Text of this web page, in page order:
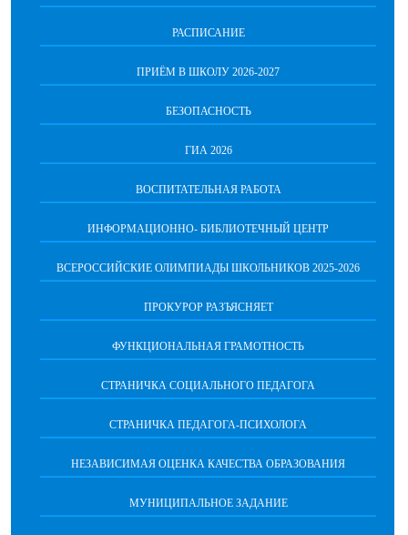
РАСПИСАНИЕ
ПРИЁМ В ШКОЛУ 2026-2027
БЕЗОПАСНОСТЬ
ГИА 2026
ВОСПИТАТЕЛЬНАЯ РАБОТА
ИНФОРМАЦИОННО- БИБЛИОТЕЧНЫЙ ЦЕНТР
ВСЕРОССИЙСКИЕ ОЛИМПИАДЫ ШКОЛЬНИКОВ 2025-2026
ПРОКУРОР РАЗЪЯСНЯЕТ
ФУНКЦИОНАЛЬНАЯ ГРАМОТНОСТЬ
СТРАНИЧКА СОЦИАЛЬНОГО ПЕДАГОГА
СТРАНИЧКА ПЕДАГОГА-ПСИХОЛОГА
НЕЗАВИСИМАЯ ОЦЕНКА КАЧЕСТВА ОБРАЗОВАНИЯ
МУНИЦИПАЛЬНОЕ ЗАДАНИЕ